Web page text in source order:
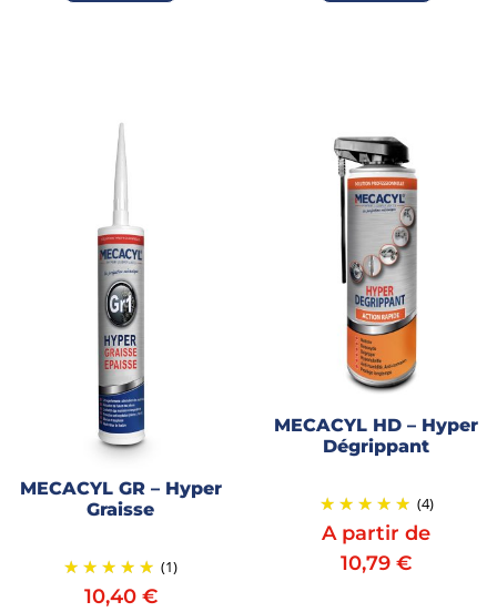
MECACYL GR – Hyper
Graisse
(1)
10,40 €
MECACYL HD – Hyper
Dégrippant
(4)
A partir de
10,79€